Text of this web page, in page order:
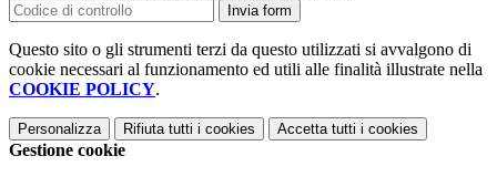
Invia form
Questo sito o gli strumenti terzi da questo utilizzati si avvalgono di
cookie necessari al funzionamento ed utili alle finalità illustrate nella
COOKIE POLICY.
Personalizza Rifiuta tutti i cookies Accetta tutti i cookies
Gestione cookie